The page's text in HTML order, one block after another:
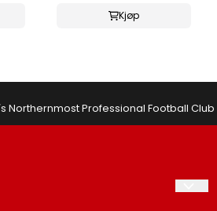
Kjøp
Northernmost Professional Football Club